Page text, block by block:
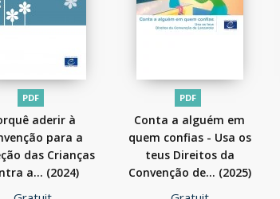
PDF
aderir à
para a
das Crianças
a... (2024)
PDF
Conta a alguém em
quem confias - Usa os
teus Direitos da
Convenção de... (2025)